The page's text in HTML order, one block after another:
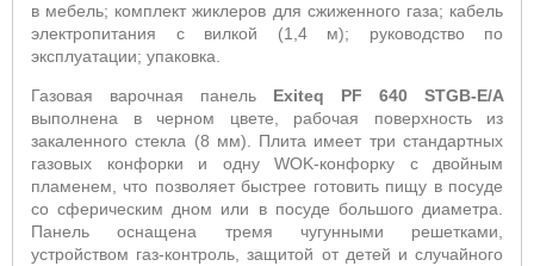
в мебель; комплект жиклеров для сжиженного газа; кабель
электропитания с вилкой (1,4 м); руководство по
эксплуатации; упаковка.
Газовая варочная панель Exiteq PF 640 STGB-E/A
выполнена в черном цвете, рабочая поверхность из
закаленного стекла (8 мм). Плита имеет три стандартных
газовых конфорки и одну WOK-конфорку с двойным
пламенем, что позволяет быстрее готовить пищу в посуде
со сферическим дном или в посуде большого диаметра.
Панель оснащена тремя чугунными решетками,
устройством газ-контроль, защитой от детей и случайного